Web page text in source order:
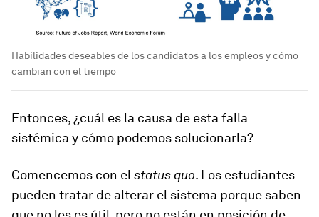
Habilidades deseables de los candidatos a los empleos y cómo
cambian con el tiempo
Entonces, ¿cuál es la causa de esta falla
sistémica y cómo podemos solucionarla?
Comencemos con elstatus quo. Los estudiantes
pueden tratar de alterar el sistema porque saben